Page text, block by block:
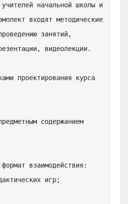
начальной школы и
входят методические
занятий,
видеолекции.
проектирования курса
содержанием
взаимодействия:
игр;